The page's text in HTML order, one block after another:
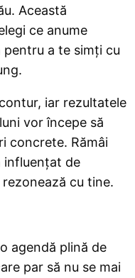
Această
ce anume
a te simți cu
iar rezultatele
vor începe să
concrete. Rămâi
influențat de
cu tine.
agendă plină de
par să nu se mai